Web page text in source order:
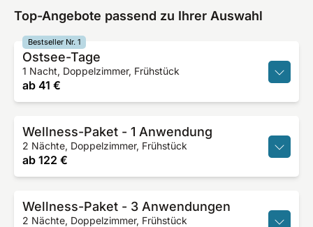
Top-Angebote passend zu Ihrer Auswahl
Ostsee-Tage
1 Nacht, Doppelzimmer, Frühstück
ab 41 €
Bestseller Nr. 1
Wellness-Paket - 1 Anwendung
2 Nächte, Doppelzimmer, Frühstück
ab 122 €
Wellness-Paket - 3 Anwendungen
2 Nächte, Doppelzimmer, Frühstück